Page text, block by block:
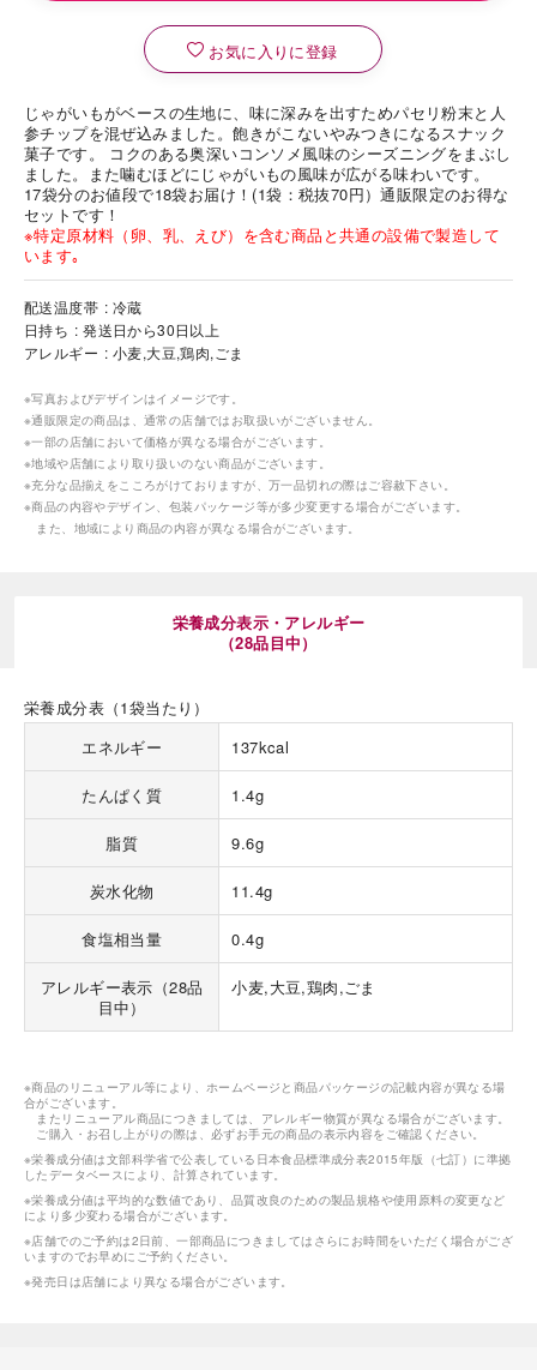
お気に入りに登録
じゃがいもがベースの生地に、味に深みを出すためパセリ粉末と人
参チップを混ぜ込みました。飽きがこないやみつきになるスナック
菓子です。 コクのある奥深いコンソメ風味のシーズニングをまぶし
ました。また噛むほどにじゃがいもの風味が広がる味わいです。
17袋分のお値段で18袋お届け！(1袋：税抜70円）通販限定のお得な
セットです！
※特定原材料（卵、乳、えび）を含む商品と共通の設備で製造して
います｡
配送温度帯
冷蔵
日持ち
発送日から30日以上
アレルギー
小麦,大豆,鶏肉,ごま
※写真およびデザインはイメージです。
※通販限定の商品は、通常の店舗ではお取扱いがございません。
※一部の店舗において価格が異なる場合がございます。
※地域や店舗により取り扱いのない商品がございます。
※充分な品揃えをこころがけておりますが、万一品切れの際はご容赦下さい。
※商品の内容やデザイン、包装パッケージ等が多少変更する場合がございます。
また、地域により商品の内容が異なる場合がございます。
栄養成分表示・アレルギー
（28品目中）
栄養成分表（1袋当たり）
エネルギー
137kcal
たんぱく質 1.4g
脂質 9.6g
炭水化物 11.4g
食塩相当量 0.4g
アレルギー表示（28品
目中）
小麦,大豆,鶏肉,ごま
※商品のリニューアル等により、ホームページと商品パッケージの記載内容が異なる場
合がございます。
またリニューアル商品につきましては、アレルギー物質が異なる場合がございます。
ご購入・お召し上がりの際は、必ずお手元の商品の表示内容をご確認ください。
※栄養成分値は文部科学省で公表している日本食品標準成分表2015年版（七訂）に準拠
したデータベースにより、計算されています。
※栄養成分値は平均的な数値であり、品質改良のための製品規格や使用原料の変更など
により多少変わる場合がございます。
※店舗でのご予約は2日前、一部商品につきましてはさらにお時間をいただく場合がござ
いますのでお早めにご予約ください。
※発売日は店舗により異なる場合がございます。
岳や末広がりを意味す
やつ時」という意味を込
。雄大な八ヶ岳山麓の自
れる、こだわりのスイー
さい。
Indonesia
Malaysia
UAE
Thailand
Vietnam